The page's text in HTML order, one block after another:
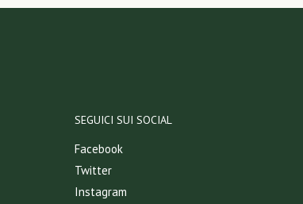
SEGUICI SUI SOCIAL
Facebook
Twitter
Instagram